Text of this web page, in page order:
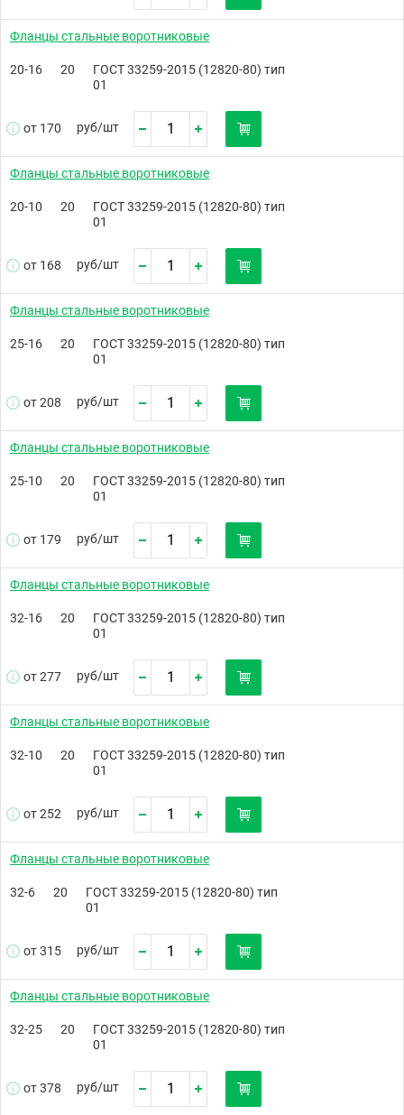
Фланцы стальные воротниковые
20-16 20
ГОСТ 33259-2015 (12820-80) тип
01
от 170 руб/шт
Фланцы стальные воротниковые
20-10 20
ГОСТ 33259-2015 (12820-80) тип
01
от 168 руб/шт
Фланцы стальные воротниковые
25-16 20
ГОСТ 33259-2015 (12820-80) тип
01
от 208 руб/шт
Фланцы стальные воротниковые
25-10 20
ГОСТ 33259-2015 (12820-80) тип
01
от 179 руб/шт
Фланцы стальные воротниковые
32-16 20
ГОСТ 33259-2015 (12820-80) тип
01
от 277 руб/шт
Фланцы стальные воротниковые
32-10 20
ГОСТ 33259-2015 (12820-80) тип
01
от 252 руб/шт
Фланцы стальные воротниковые
32-6 20
ГОСТ 33259-2015 (12820-80) тип
01
от 315 руб/шт
Фланцы стальные воротниковые
32-25 20
ГОСТ 33259-2015 (12820-80) тип
01
от 378 руб/шт